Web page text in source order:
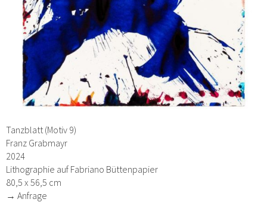
Tanzblatt (Motiv 9)
Franz Grabmayr
2024
Lithographie auf Fabriano Büttenpapier
80,5 x 56,5 cm
→ Anfrage